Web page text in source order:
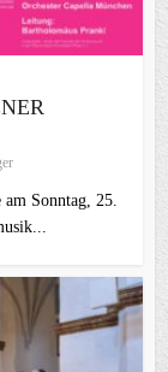
Sonntag, 25.